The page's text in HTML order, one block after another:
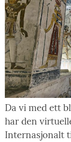
Da vi med ett
har den
Internasjonalt